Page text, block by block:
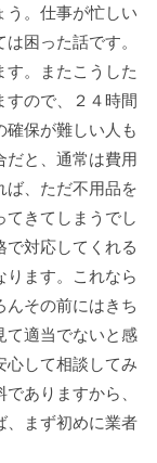
う。仕事が忙しい
困った話です。
。またこうした
すので、２４時間
保が難しい人も
だと、通常は費用
ば、ただ不用品を
きてしまうでし
で対応してくれる
ります。これなら
その前にはきち
て適当でないと感
心して相談してみ
ありますから、
、まず初めに業者